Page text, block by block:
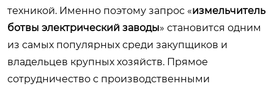
техникой. Именно поэтому запрос «измельчитель
ботвы электрический заводы» становится одним
из самых популярных среди закупщиков и
владельцев крупных хозяйств. Прямое
сотрудничество с производственными